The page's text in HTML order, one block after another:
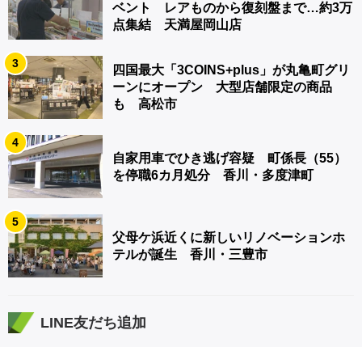
ベント レアものから復刻盤まで…約3万
点集結 天満屋岡山店
3
四国最大「3COINS+plus」が丸亀町グリ
ーンにオープン 大型店舗限定の商品
も 高松市
4
自家用車でひき逃げ容疑 町係長（55）
を停職6カ月処分 香川・多度津町
5
父母ケ浜近くに新しいリノベーションホ
テルが誕生 香川・三豊市
LINE友だち追加